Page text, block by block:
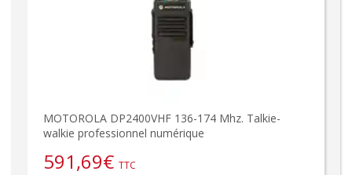
MOTOROLA DP2400VHF 136-174 Mhz. Talkie-
walkie professionnel numérique
591,69€ TTC